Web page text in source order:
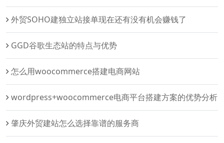
外贸SOHO建独立站接单现在还有没有机会赚钱了
GGD谷歌生态站的特点与优势
怎么用woocommerce搭建电商网站
wordpress+woocommerce电商平台搭建方案的优势分析
肇庆外贸建站怎么选择靠谱的服务商